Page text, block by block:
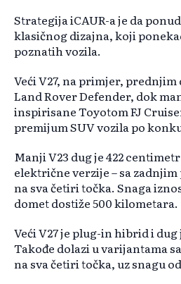
Strategija iCAUR-a je da
klasičnog dizajna, koji
poznatih vozila.
Veći V27, na primjer,
Land Rover Defender, dok
inspirisane Toyotom FJ
premijum SUV vozila po
Manji V23 dug je 422
električne verzije – sa
na sva četiri točka. Snaga
domet dostiže 500 kilometara.
Veći V27 je plug-in hibrid i
Takođe dolazi u varijantama
na sva četiri točka, uz snagu